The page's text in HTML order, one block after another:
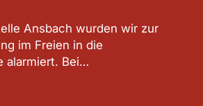
Ansbach wurden wir zur
im Freien in die
alarmiert. Bei…